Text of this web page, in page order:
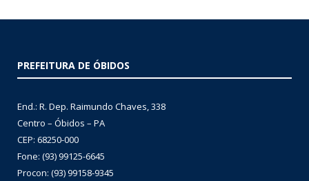
PREFEITURA DE ÓBIDOS
End.: R. Dep. Raimundo Chaves, 338
Centro – Óbidos – PA
CEP: 68250-000
Fone: (93) 99125-6645
Procon: (93) 99158-9345